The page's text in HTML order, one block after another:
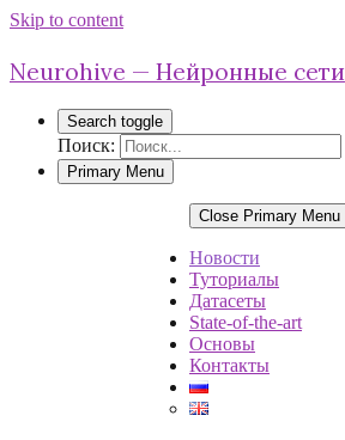
Skip to content
Neurohive — Нейронные сети
Search toggle
Поиск:
Primary Menu
Close Primary Menu
Новости
Туториалы
Датасеты
State-of-the-art
Основы
Контакты